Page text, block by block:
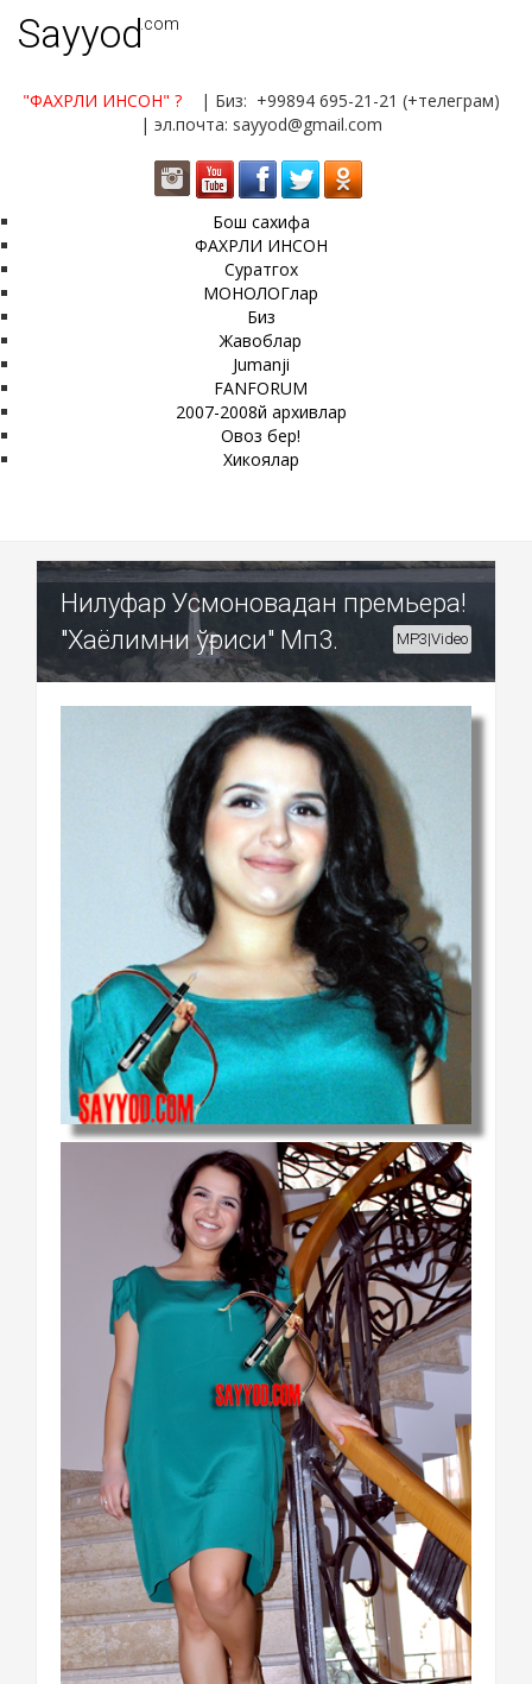
Sayyod.com
"ФАХРЛИ ИНСОН" ?
| Биз: +99894 695-21-21 (+телеграм)
| эл.почта: sayyod@gmail.com
Бош сахифа
ФАХРЛИ ИНСОН
Суратгох
МОНОЛОГлар
Биз
Жавоблар
Jumanji
FANFORUM
2007-2008й архивлар
Овоз бер!
Хикоялар
Нилуфар Усмоновадан премьера!
"Хаёлимни ўғриси" Мп3.
MP3|Video